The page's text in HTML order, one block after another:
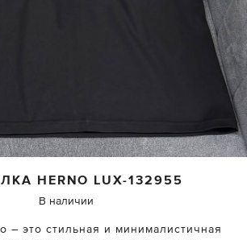
HERNO LUX-132955
В наличии
– это стильная и минималистичная